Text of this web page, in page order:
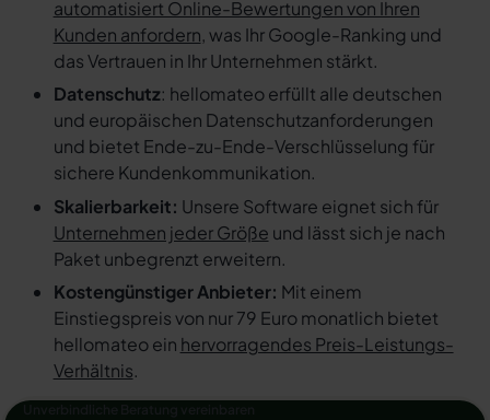
automatisiert Online-Bewertungen von Ihren
Kunden anfordern, was Ihr Google-Ranking und
das Vertrauen in Ihr Unternehmen stärkt.
Datenschutz: hellomateo erfüllt alle deutschen
und europäischen Datenschutzanforderungen
und bietet Ende-zu-Ende-Verschlüsselung für
sichere Kundenkommunikation.
Skalierbarkeit: Unsere Software eignet sich für
Unternehmen jeder Größe und lässt sich je nach
Paket unbegrenzt erweitern.
Kostengünstiger Anbieter: Mit einem
Einstiegspreis von nur 79 Euro monatlich bietet
hellomateo ein hervorragendes Preis-Leistungs-
Verhältnis.